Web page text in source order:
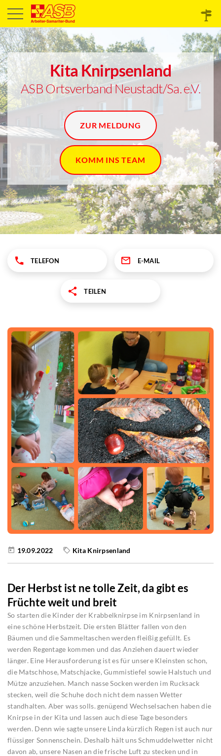
Kita Knirpsenland
ASB Ortsverband Neustadt/Sa. e.V.
ZUR MELDUNG
KOMM INS TEAM
TELEFON E-MAIL
TEILEN
19.09.2022 Kita Knirpsenland
Der Herbst ist ne tolle Zeit, da gibt es
Früchte weit und breit
So starten die Kinder der Krabbelknirpse im Knirpsenland in
eine schöne Herbstzeit. Die ersten Blätter fallen von den
Bäumen und die Sammeltaschen werden fleißig gefüllt. Es
werden Regentage kommen und das Anziehen dauert wieder
länger. Eine Herausforderung ist es für unsere Kleinsten schon,
die Matschhose, Matschjacke, Gummistiefel sowie Halstuch und
Mütze anzuziehen. Manch nasse Socken werden im Rucksack
stecken, weil die Schuhe doch nicht dem nassen Wetter
standhalten. Aber was solls. genügend Wechselsachen haben die
Knirpse in der Kita und lassen auch diese Tage besonders
werden. Denn wie sagte unsere Linda kürzlich Regen ist auch nur
flüssiger Sonnenschein. Deshalb hält uns Schmuddelwetter nicht
davon ab, unsere Nasen an die frische Luft zu stecken und in